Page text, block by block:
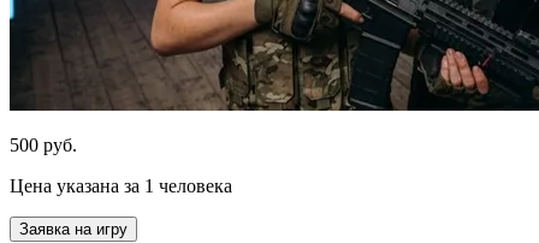
500 руб.
Цена указана за 1 человека
Заявка на игру